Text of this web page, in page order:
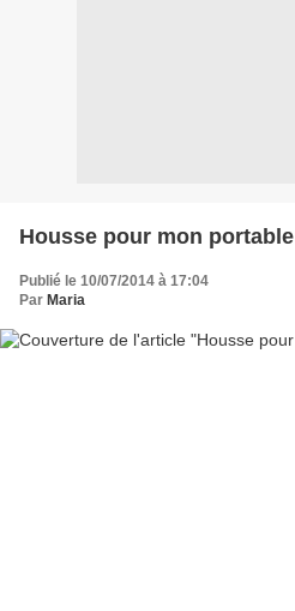
Housse pour mon portable
Publié le 10/07/2014 à 17:04
Par Maria